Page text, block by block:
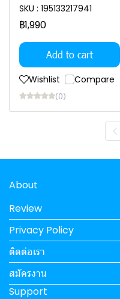
SKU : 195133217941
฿1,990
Add to cart
Wishlist Compare
(0)
About
Review
Privacy Policy
ติดต่อเรา
สมัครงาน
Support